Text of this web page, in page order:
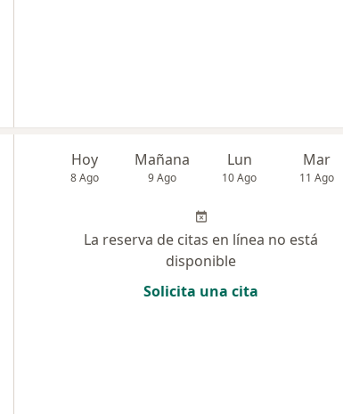
Hoy
8 Ago
Mañana
9 Ago
Lun
10 Ago
Mar
11 Ago
La reserva de citas en línea no está
disponible
Solicita una cita